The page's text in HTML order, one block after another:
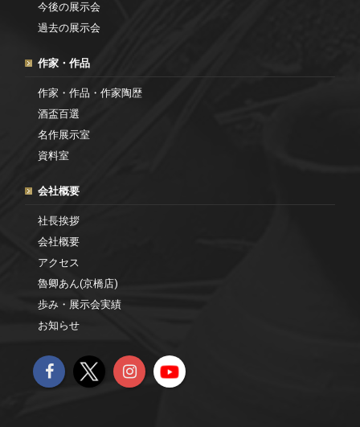
今後の展示会
過去の展示会
作家・作品
作家・作品・作家陶歴
酒盃百選
名作展示室
資料室
会社概要
社長挨拶
会社概要
アクセス
魯卿あん(京橋店)
歩み・展示会実績
お知らせ